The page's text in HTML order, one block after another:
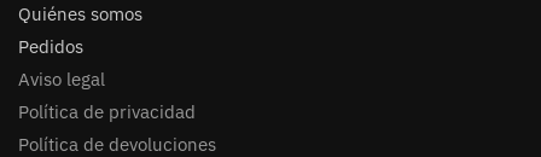
Quiénes somos
Pedidos
Aviso legal
Política de privacidad
Política de devoluciones